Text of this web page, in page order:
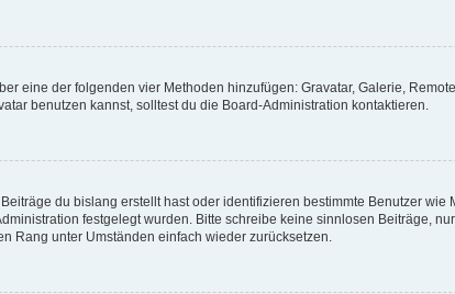
eine der folgenden vier Methoden hinzufügen: Gravatar, Galerie,
benutzen kannst, solltest du die Board-Administration kontaktieren.
du bislang erstellt hast oder identifizieren bestimmte Benutzer
festgelegt wurden. Bitte schreibe keine sinnlosen Beiträge,
Rang unter Umständen einfach wieder zurücksetzen.